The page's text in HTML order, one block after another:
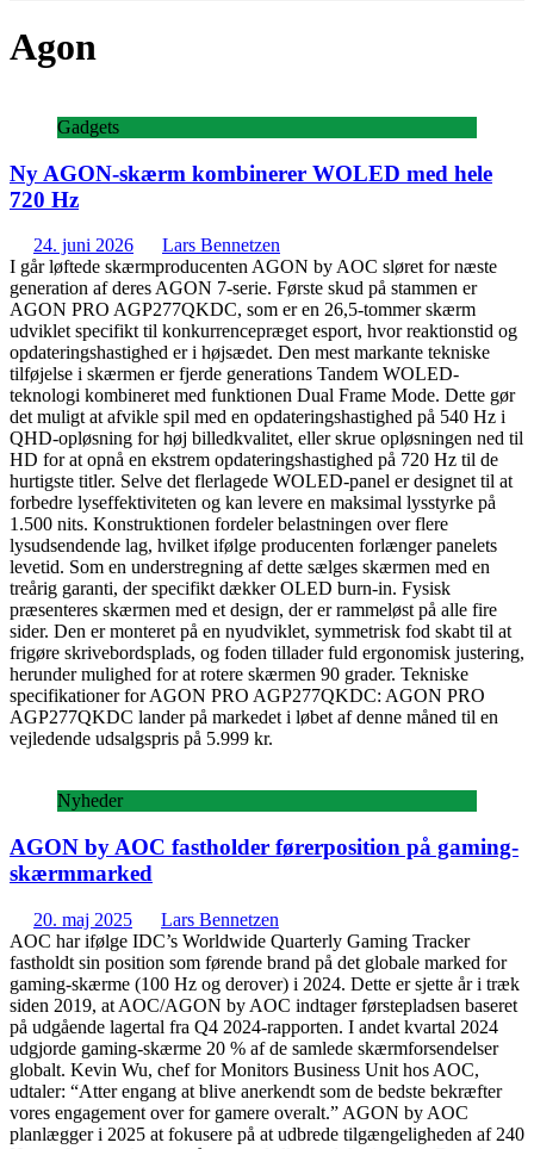
Agon
Gadgets
Ny AGON-skærm kombinerer WOLED med hele
720 Hz
24. juni 2026
Lars Bennetzen
I går løftede skærmproducenten AGON by AOC sløret for næste
generation af deres AGON 7-serie. Første skud på stammen er
AGON PRO AGP277QKDC, som er en 26,5-tommer skærm
udviklet specifikt til konkurrencepræget esport, hvor reaktionstid og
opdateringshastighed er i højsædet. Den mest markante tekniske
tilføjelse i skærmen er fjerde generations Tandem WOLED-
teknologi kombineret med funktionen Dual Frame Mode. Dette gør
det muligt at afvikle spil med en opdateringshastighed på 540 Hz i
QHD-opløsning for høj billedkvalitet, eller skrue opløsningen ned til
HD for at opnå en ekstrem opdateringshastighed på 720 Hz til de
hurtigste titler. Selve det flerlagede WOLED-panel er designet til at
forbedre lyseffektiviteten og kan levere en maksimal lysstyrke på
1.500 nits. Konstruktionen fordeler belastningen over flere
lysudsendende lag, hvilket ifølge producenten forlænger panelets
levetid. Som en understregning af dette sælges skærmen med en
treårig garanti, der specifikt dækker OLED burn-in. Fysisk
præsenteres skærmen med et design, der er rammeløst på alle fire
sider. Den er monteret på en nyudviklet, symmetrisk fod skabt til at
frigøre skrivebordsplads, og foden tillader fuld ergonomisk justering,
herunder mulighed for at rotere skærmen 90 grader. Tekniske
specifikationer for AGON PRO AGP277QKDC: AGON PRO
AGP277QKDC lander på markedet i løbet af denne måned til en
vejledende udsalgspris på 5.999 kr.
Nyheder
AGON by AOC fastholder førerposition på gaming-
skærmmarked
20. maj 2025
Lars Bennetzen
AOC har ifølge IDC’s Worldwide Quarterly Gaming Tracker
fastholdt sin position som førende brand på det globale marked for
gaming-skærme (100 Hz og derover) i 2024. Dette er sjette år i træk
siden 2019, at AOC/AGON by AOC indtager førstepladsen baseret
på udgående lagertal fra Q4 2024-rapporten. I andet kvartal 2024
udgjorde gaming-skærme 20 % af de samlede skærmforsendelser
globalt. Kevin Wu, chef for Monitors Business Unit hos AOC,
udtaler: “Atter engang at blive anerkendt som de bedste bekræfter
vores engagement over for gamere overalt.” AGON by AOC
planlægger i 2025 at fokusere på at udbrede tilgængeligheden af 240